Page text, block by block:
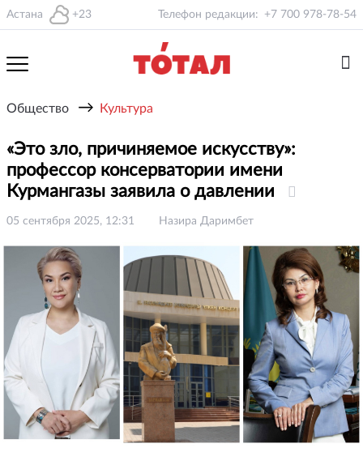
Астана +23 Телефон редакции: +7 700 978-78-54
Общество → Культура
«Это зло, причиняемое искусству»:
профессор консерватории имени
Курмангазы заявила о давлении
05 сентября 2025, 12:31 Назира Даримбет